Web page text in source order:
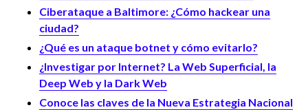
Ciberataque a Baltimore: ¿Cómo hackear una
ciudad?
¿Qué es un ataque botnet y cómo evitarlo?
¿Investigar por Internet? La Web Superficial, la
Deep Web y la Dark Web
Conoce las claves de la Nueva Estrategia Nacional